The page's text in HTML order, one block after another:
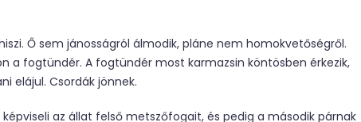
Ő sem jánosságról álmodik, pláne nem homokvetőségről.
a fogtündér. A fogtündér most karmazsin köntösben érkezik,
elájul. Csordák jönnek.
az állat felső metszőfogait, és pedig a második párnak